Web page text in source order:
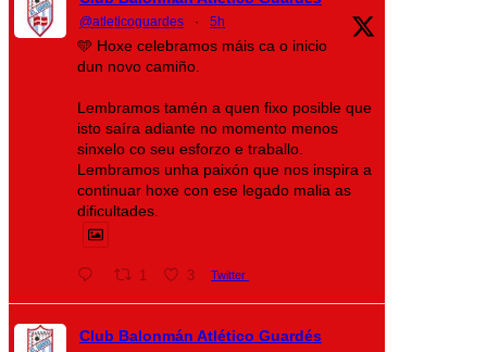
@atleticoguardes · 5h
🩵 Hoxe celebramos máis ca o inicio
dun novo camiño.
Lembramos tamén a quen fixo posible que
isto saíra adiante no momento menos
sinxelo co seu esforzo e traballo.
Lembramos unha paixón que nos inspira a
continuar hoxe con ese legado malia as
dificultades.
1 3 Twitter
Club Balonmán Atlético Guardés